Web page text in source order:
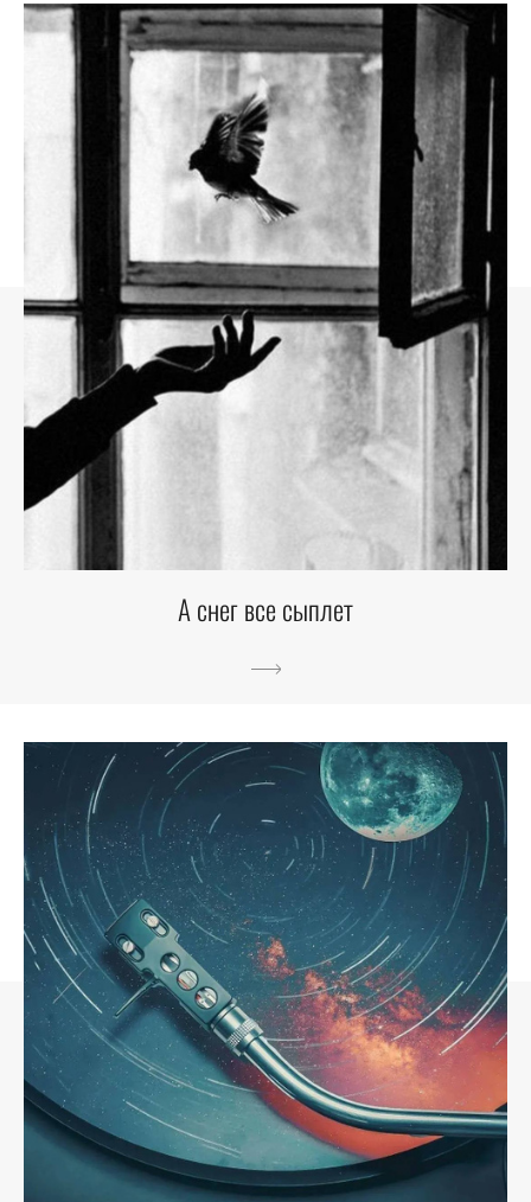
А снег все сыплет